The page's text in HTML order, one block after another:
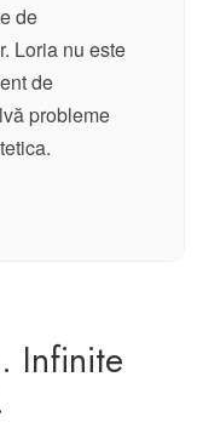
de
Loria nu este
de
probleme
Infinite